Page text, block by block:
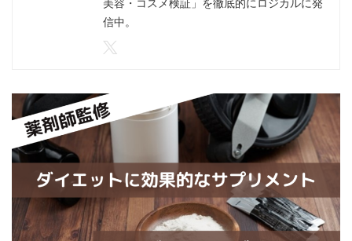
美容・コスメ検証」を徹底的にロジカルに発
信中。